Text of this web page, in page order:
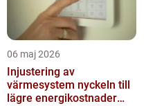
06 maj 2026
Injustering av
värmesystem nyckeln till
lägre energikostnader